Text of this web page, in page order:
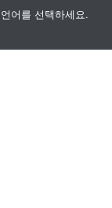
어를 선택하세요.